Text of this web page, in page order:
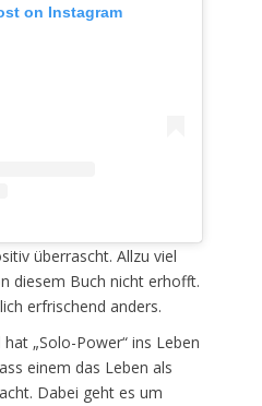
on Instagram
überrascht. Allzu viel
diesem Buch nicht erhofft.
erfrischend anders.
„Solo-Power“ ins Leben
einem das Leben als
Dabei geht es um